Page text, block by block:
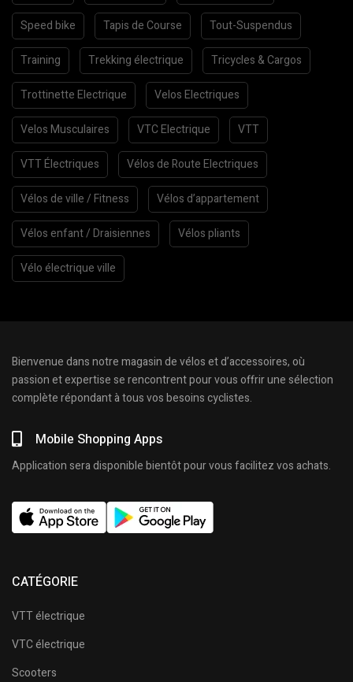
Speed bike Tapis de Course Tout-Suspendus
Training Trekking électrique Tricycles & Cargos
Trottinette Electrique Velos Electriques
Velos Musculaires VTC Electrique VTT
VTT Électriques Vélos de Route Electriques
Vélos de ville / Fitness Vélos d’appartement
Vélos enfant / Draisiennes Vélos pliants
Vélo électrique ville
Bienvenue dans notre magasin de vélos et d’accessoires, où
passion et expertise se rencontrent pour vous offrir une sélection
complète répondant à tous vos besoins cyclistes.
Mobile Shopping Apps
Application sera disponible bientôt pour vous facilitez vos achats.
CATÉGORIE
VTT électrique
VTC électrique
Scooters